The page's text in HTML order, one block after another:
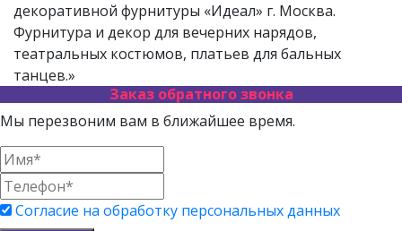
декоративной фурнитуры «Идеал» г. Москва.
Фурнитура и декор для вечерних нарядов,
театральных костюмов, платьев для бальных
танцев.»
Заказ обратного звонка
Мы перезвоним вам в ближайшее время.
Согласие на обработку персональных данных